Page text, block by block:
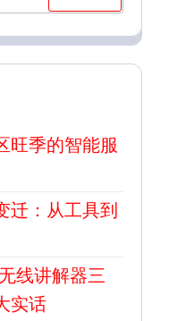
旺季的智能服
迁：从工具到
线讲解器三
实话